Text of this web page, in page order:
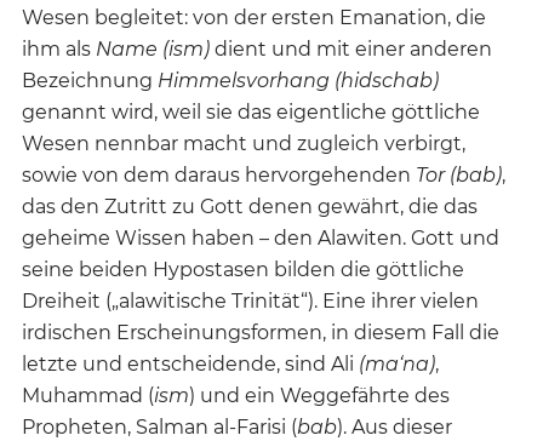
Wesen begleitet: von der ersten Emanation, die
ihm als Name (ism) dient und mit einer anderen
Bezeichnung Himmelsvorhang (hidschab)
genannt wird, weil sie das eigentliche göttliche
Wesen nennbar macht und zugleich verbirgt,
sowie von dem daraus hervorgehenden Tor (bab),
das den Zutritt zu Gott denen gewährt, die das
geheime Wissen haben – den Alawiten. Gott und
seine beiden Hypostasen bilden die göttliche
Dreiheit („alawitische Trinität“). Eine ihrer vielen
irdischen Erscheinungsformen, in diesem Fall die
letzte und entscheidende, sind Ali (ma‘na),
Muhammad (ism) und ein Weggefährte des
Propheten, Salman al-Farisi (bab). Aus dieser